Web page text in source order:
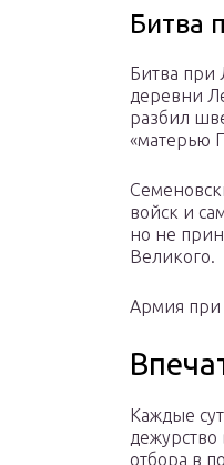
Битва
Битва
деревни
разбил
«матерью
войск и
но не
Великого.
Армия при
Каждые
отбора в